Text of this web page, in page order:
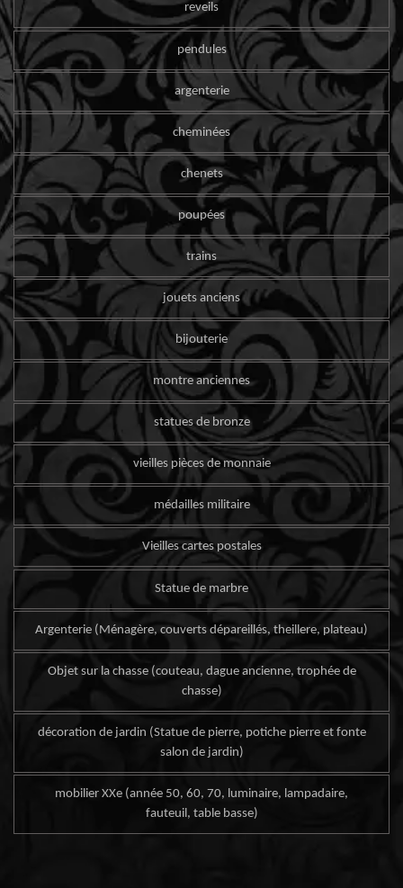
reveils
pendules
argenterie
cheminées
chenets
poupées
trains
jouets anciens
bijouterie
montre anciennes
statues de bronze
vieilles pièces de monnaie
médailles militaire
Vieilles cartes postales
Statue de marbre
Argenterie (Ménagère, couverts dépareillés, theillere, plateau)
Objet sur la chasse (couteau, dague ancienne, trophée de
chasse)
décoration de jardin (Statue de pierre, potiche pierre et fonte
salon de jardin)
mobilier XXe (année 50, 60, 70, luminaire, lampadaire,
fauteuil, table basse)